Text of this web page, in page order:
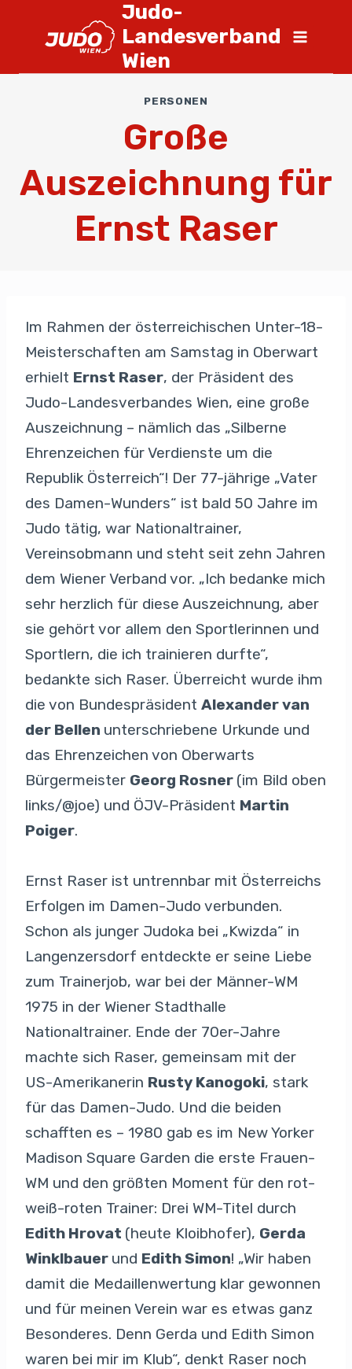
Judo-
Landesverband
Wien
PERSONEN
Große
Auszeichnung für
Ernst Raser
Im Rahmen der österreichischen Unter-18-
Meisterschaften am Samstag in Oberwart
erhielt Ernst Raser, der Präsident des
Judo-Landesverbandes Wien, eine große
Auszeichnung – nämlich das „Silberne
Ehrenzeichen für Verdienste um die
Republik Österreich“! Der 77-jährige „Vater
des Damen-Wunders“ ist bald 50 Jahre im
Judo tätig, war Nationaltrainer,
Vereinsobmann und steht seit zehn Jahren
dem Wiener Verband vor. „Ich bedanke mich
sehr herzlich für diese Auszeichnung, aber
sie gehört vor allem den Sportlerinnen und
Sportlern, die ich trainieren durfte“,
bedankte sich Raser. Überreicht wurde ihm
die von Bundespräsident Alexander van
der Bellen unterschriebene Urkunde und
das Ehrenzeichen von Oberwarts
Bürgermeister Georg Rosner (im Bild oben
links/@joe) und ÖJV-Präsident Martin
Poiger.
Ernst Raser ist untrennbar mit Österreichs
Erfolgen im Damen-Judo verbunden.
Schon als junger Judoka bei „Kwizda“ in
Langenzersdorf entdeckte er seine Liebe
zum Trainerjob, war bei der Männer-WM
1975 in der Wiener Stadthalle
Nationaltrainer. Ende der 70er-Jahre
machte sich Raser, gemeinsam mit der
US-Amerikanerin Rusty Kanogoki, stark
für das Damen-Judo. Und die beiden
schafften es – 1980 gab es im New Yorker
Madison Square Garden die erste Frauen-
WM und den größten Moment für den rot-
weiß-roten Trainer: Drei WM-Titel durch
Edith Hrovat (heute Kloibhofer), Gerda
Winklbauer und Edith Simon! „Wir haben
damit die Medaillenwertung klar gewonnen
und für meinen Verein war es etwas ganz
Besonderes. Denn Gerda und Edith Simon
waren bei mir im Klub“, denkt Raser noch